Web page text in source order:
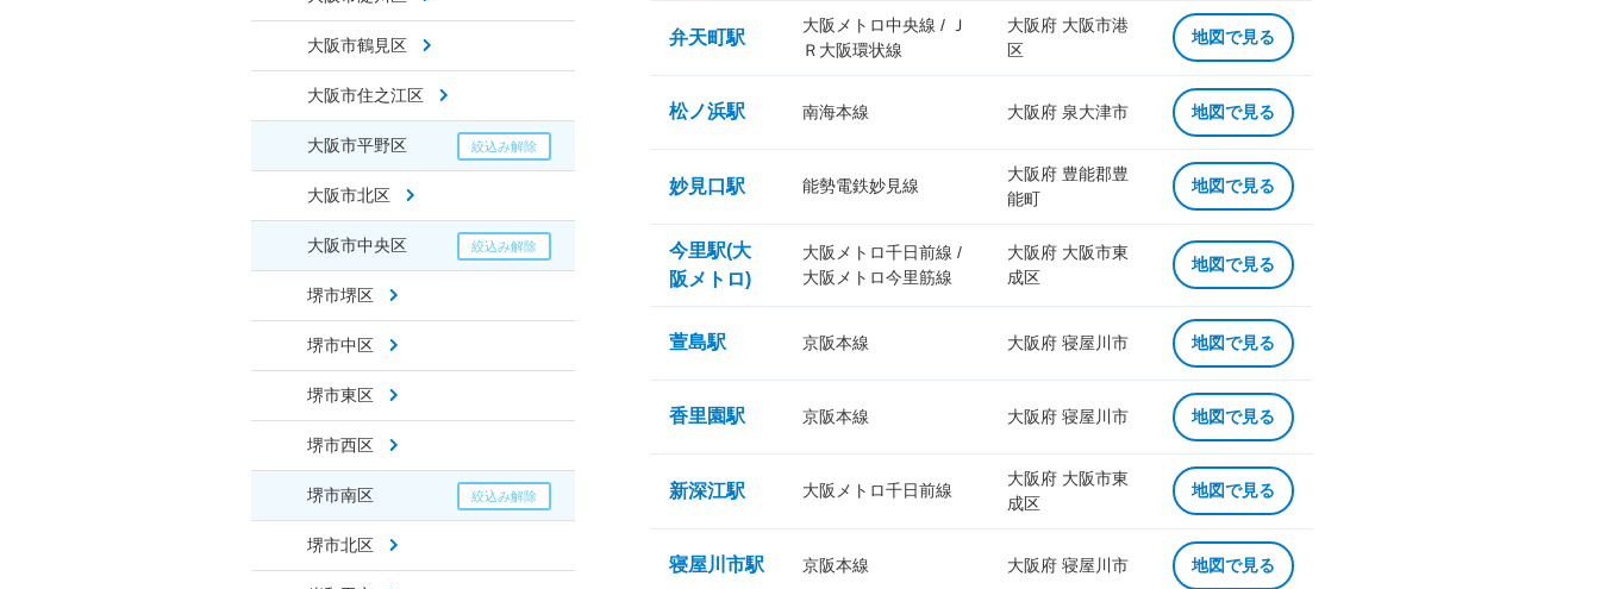
大阪市鶴見区
大阪市住之江区
大阪市平野区
大阪市北区
大阪市中央区
堺市堺区
堺市中区
堺市東区
堺市西区
堺市南区
堺市北区
弁天町駅
大阪メトロ中央線 / Ｊ
Ｒ大阪環状線
大阪府 大阪市港
区
地図で見る
松ノ浜駅 南海本線 大阪府 泉大津市 地図で見る
妙見口駅 能勢電鉄妙見線
大阪府 豊能郡豊
能町
地図で見る
今里駅(大
阪メトロ)
大阪メトロ千日前線 /
大阪メトロ今里筋線
大阪府 大阪市東
成区
地図で見る
萱島駅 京阪本線 大阪府 寝屋川市 地図で見る
香里園駅 京阪本線 大阪府 寝屋川市 地図で見る
新深江駅 大阪メトロ千日前線
大阪府 大阪市東
成区
地図で見る
寝屋川市駅 京阪本線 大阪府 寝屋川市 地図で見る